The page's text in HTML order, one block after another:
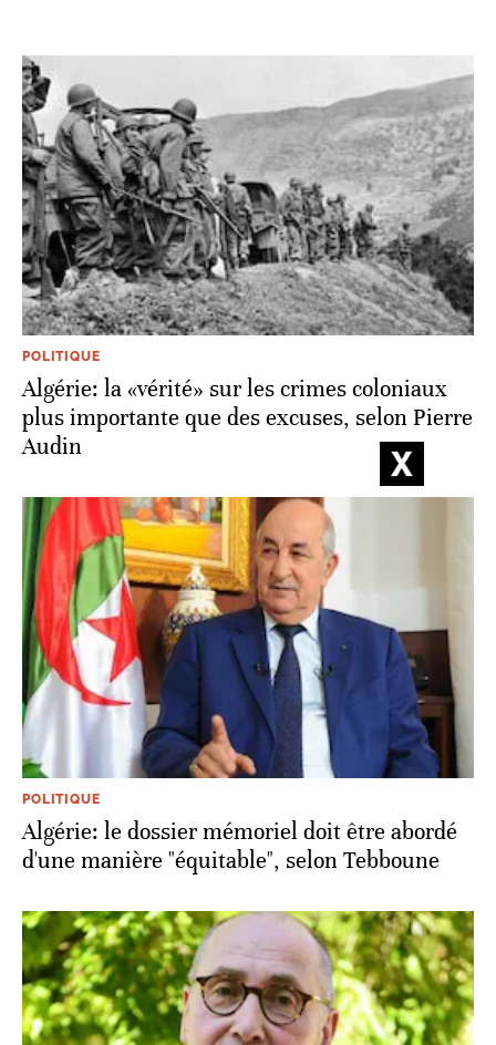
POLITIQUE
Algérie: la «vérité» sur les crimes coloniaux
plus importante que des excuses, selon Pierre
Audin
POLITIQUE
Algérie: le dossier mémoriel doit être abordé
d'une manière "équitable", selon Tebboune